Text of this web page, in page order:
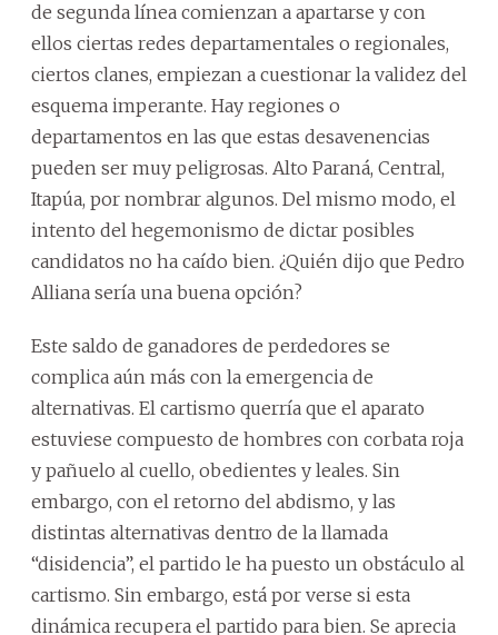
de segunda línea comienzan a apartarse y con
ellos ciertas redes departamentales o regionales,
ciertos clanes, empiezan a cuestionar la validez del
esquema imperante. Hay regiones o
departamentos en las que estas desavenencias
pueden ser muy peligrosas. Alto Paraná, Central,
Itapúa, por nombrar algunos. Del mismo modo, el
intento del hegemonismo de dictar posibles
candidatos no ha caído bien. ¿Quién dijo que Pedro
Alliana sería una buena opción?
Este saldo de ganadores de perdedores se
complica aún más con la emergencia de
alternativas. El cartismo querría que el aparato
estuviese compuesto de hombres con corbata roja
y pañuelo al cuello, obedientes y leales. Sin
embargo, con el retorno del abdismo, y las
distintas alternativas dentro de la llamada
“disidencia”, el partido le ha puesto un obstáculo al
cartismo. Sin embargo, está por verse si esta
dinámica recupera el partido para bien. Se aprecia